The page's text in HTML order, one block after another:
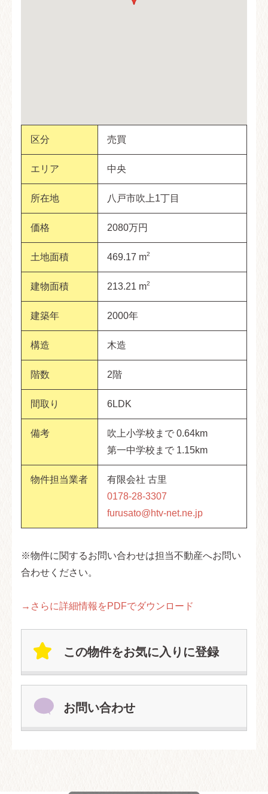
区分 売買
エリア 中央
所在地 八戸市吹上1丁目
価格 2080万円
土地面積 469.17 m2
建物面積 213.21 m2
建築年 2000年
構造 木造
階数 2階
間取り 6LDK
備考
吹上小学校まで 0.64km
第一中学校まで 1.15km
物件担当業者
有限会社 古里
0178-28-3307
furusato@htv-net.ne.jp
※物件に関するお問い合わせは担当不動産へお問い
合わせください。
→さらに詳細情報をPDFでダウンロード
この物件をお気に入りに登録
お問い合わせ